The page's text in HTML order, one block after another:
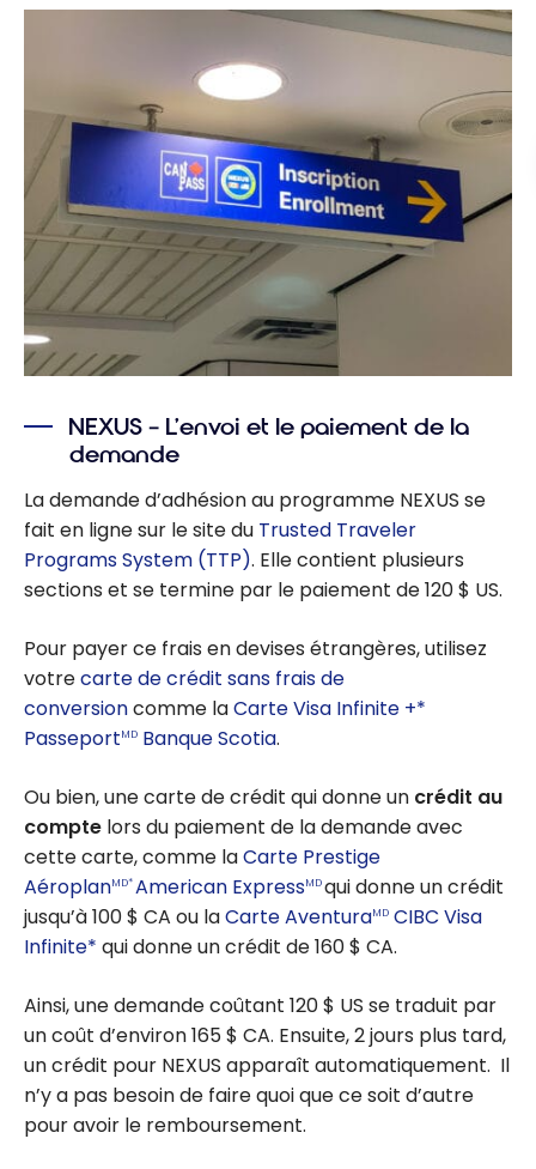
NEXUS – L’envoi et le paiement de la
demande
La demande d’adhésion au programme NEXUS se
fait en ligne sur le site du Trusted Traveler
Programs System (TTP). Elle contient plusieurs
sections et se termine par le paiement de 120 $ US.
Pour payer ce frais en devises étrangères, utilisez
votrecarte de crédit sans frais de
conversioncomme laCarte Visa Infinite +*
PasseportMD Banque Scotia.
Ou bien, une carte de crédit qui donne un crédit au
compte lors du paiement de la demande avec
cette carte, comme laCarte Prestige
AéroplanMD*American ExpressMDqui donne un crédit
jusqu’à 100 $ CA ou laCarte AventuraMD CIBC Visa
Infinite* qui donne un crédit de 160 $ CA.
Ainsi, une demande coûtant 120 $ US se traduit par
un coût d’environ 165 $ CA. Ensuite, 2 jours plus tard,
un crédit pour NEXUS apparaît automatiquement. Il
n’y a pas besoin de faire quoi que ce soit d’autre
pour avoir le remboursement.